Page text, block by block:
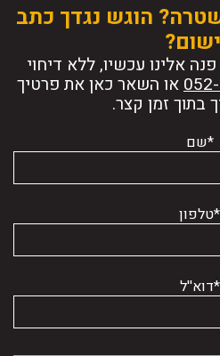
הוגש נגדך כתב
אלינו עכשיו, ללא דיחוי
או השאר כאן את פרטיך
בתוך זמן קצר.
*שם
*טלפון
*דוא''ל